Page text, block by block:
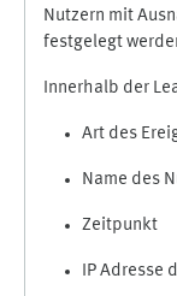
Nutzern mit
festgelegt
Innerhalb der
Art des
Name des
Zeitpunkt
IP Adresse